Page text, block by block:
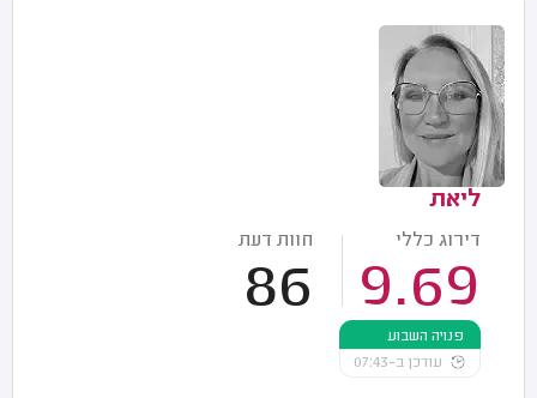
ליאת
דירוג כללי
9.69
חוות דעת
86
פנויה השבוע
עודכן ב-07:43